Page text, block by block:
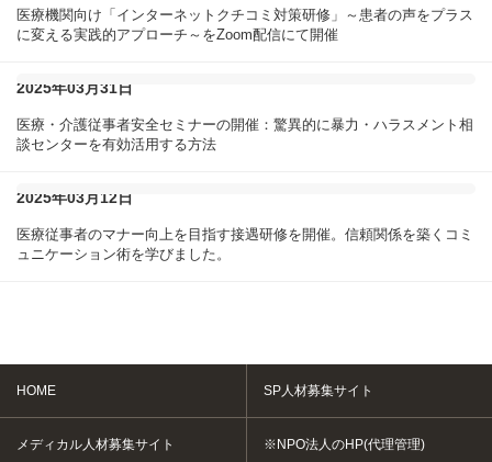
医療機関向け「インターネットクチコミ対策研修」～患者の声をプラス
に変える実践的アプローチ～をZoom配信にて開催
2025年03月31日
医療・介護従事者安全セミナーの開催：驚異的に暴力・ハラスメント相
談センターを有効活用する方法
2025年03月12日
医療従事者のマナー向上を目指す接遇研修を開催。信頼関係を築くコミ
ュニケーション術を学びました。
HOME SP人材募集サイト
メディカル人材募集サイト ※NPO法人のHP(代理管理)